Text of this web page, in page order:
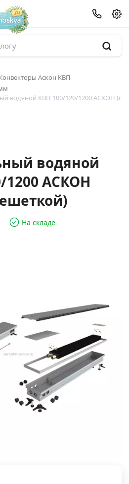
Аскон КВП
водяной КВП 100/120/1200 АСКОН (с
водяной
1200 АСКОН
На складе